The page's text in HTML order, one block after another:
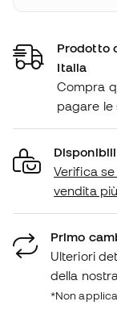
Prodotto
Italia
Compra
pagare le
Verifica
vendita
Primo
Ulteriori
della nostra
*Non